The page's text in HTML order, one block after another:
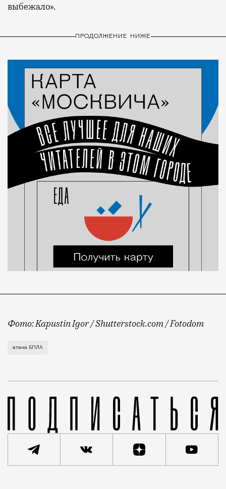
выбежало».
ПРОДОЛЖЕНИЕ НИЖЕ
Фото: Kapustin Igor / Shutterstock.com / Fotodom
Утро четверга на юго-востоке Москвы оказалось
атака БПЛА